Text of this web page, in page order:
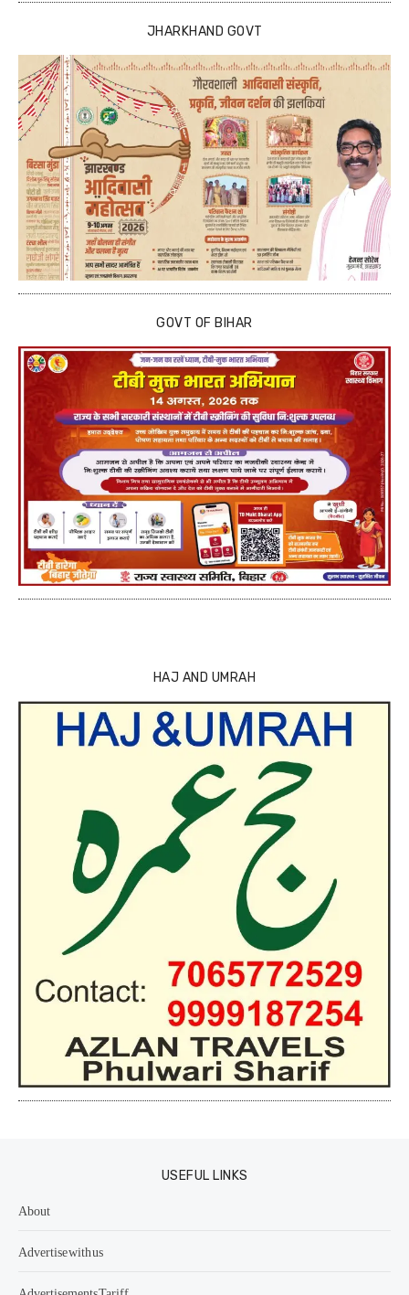
JHARKHAND GOVT
GOVT OF BIHAR
HAJ AND UMRAH
USEFUL LINKS
About
Advertise with us